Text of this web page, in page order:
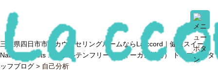
三重県四日市市のカウンセリングルームならLa ccord｜健康スイーツ
Natural sweets .O（グルテンフリー・ヴィーガン対応） トップ >
スタ
ッフブログ > 自己分析